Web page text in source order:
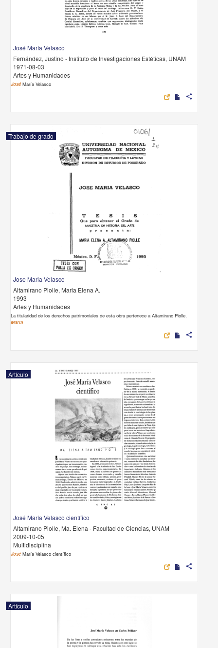
José María Velasco
Fernández, Justino - Instituto de Investigaciones Estéticas, UNAM
1971-08-03
Artes y Humanidades
JoséMaría Velasco
share
Trabajo de grado
Jose Maria Velasco
Altamirano Piolle, Maria Elena A.
1993
Artes y Humanidades
La titularidad de los derechos patrimoniales de esta obra pertenece a Altamirano Piolle,
Maria
share
Artículo
José María Velasco científico
Altamirano Piolle, Ma. Elena - Facultad de Ciencias, UNAM
2009-10-05
Multidisciplina
JoséMaría Velasco científico
share
Artículo